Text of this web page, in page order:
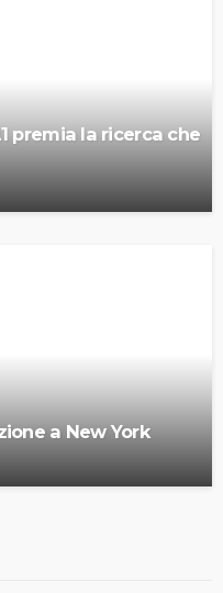
premia la ricerca che
a New York